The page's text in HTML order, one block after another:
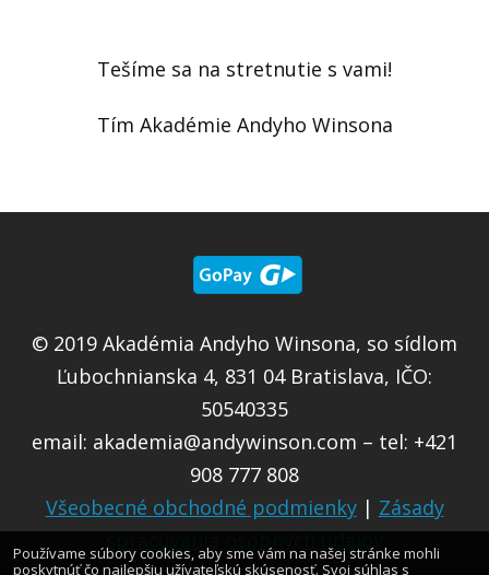
Tešíme sa na stretnutie s vami!
Tím Akadémie Andyho Winsona
© 2019 Akadémia Andyho Winsona, so sídlom
Ľubochnianska 4, 831 04 Bratislava, IČO:
50540335
email: akademia@andywinson.com – tel: +421
908 777 808
Všeobecné obchodné podmienky| Zásady
spracúvania osobných údajov
Používame súbory cookies, aby sme vám na našej stránke mohli
poskytnúť čo najlepšiu užívateľskú skúsenosť. Svoj súhlas s